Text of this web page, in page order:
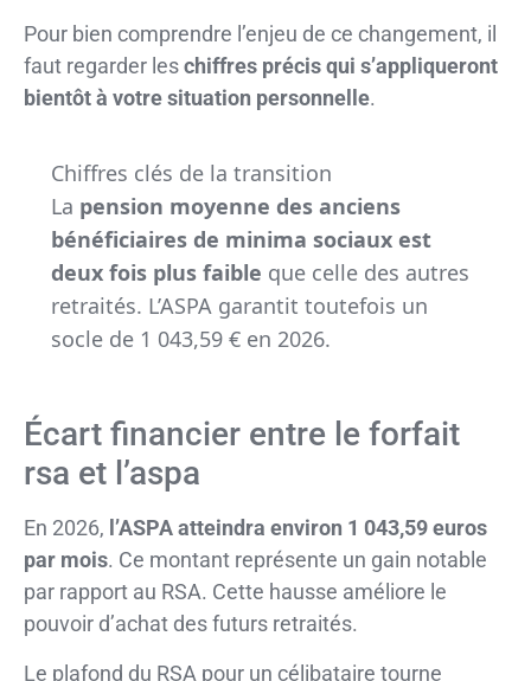
Pour bien comprendre l’enjeu de ce changement, il
faut regarder leschiffres précis qui s’appliqueront
bientôt à votre situation personnelle.
Chiffres clés de la transition
La pension moyenne des anciens
bénéficiaires de minima sociaux est
deux fois plus faible que celle des autres
retraités. L’ASPA garantit toutefois un
socle de 1 043,59 € en 2026.
Écart financier entre le forfait
rsa et l’aspa
En 2026, l’ASPA atteindra environ 1 043,59 euros
par mois. Ce montant représente un gain notable
par rapport au RSA. Cette hausse améliore le
pouvoir d’achat des futurs retraités.
Le plafond du RSA pour un célibataire tourne